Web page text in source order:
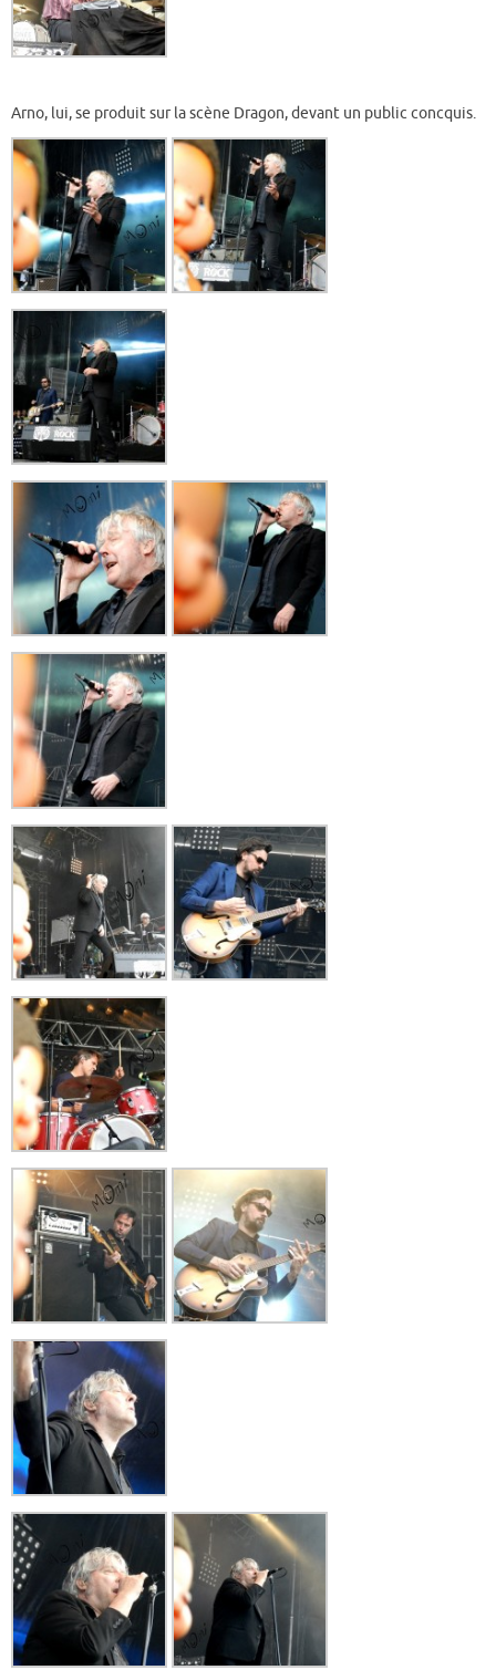
Arno, lui, se produit sur la scène Dragon, devant un public concquis.